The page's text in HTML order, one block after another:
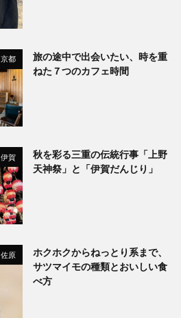
京都
旅の途中で出会いたい、時を重
ねた７つのカフェ時間
伊賀
秋を彩る三重の伝統行事「上野
天神祭」と「伊賀だんじり」
佐原
ホクホクからねっとり系まで、
サツマイモの種類とおいしい食
べ方